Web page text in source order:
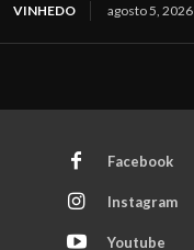
VINHEDO agosto 5, 2026
Facebook
Instagram
Youtube